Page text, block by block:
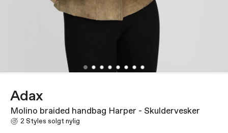
Adax
Molino braided handbag Harper - Skuldervesker
2 Styles solgt nylig